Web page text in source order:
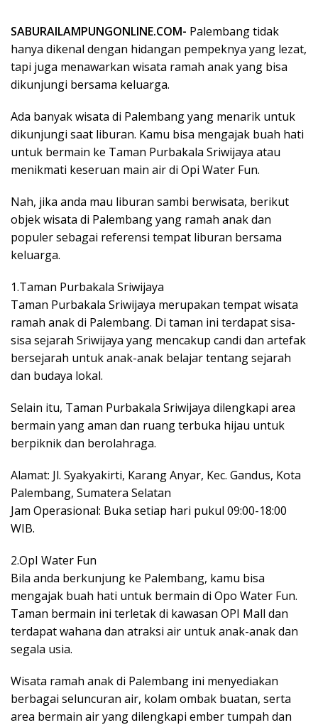
SABURAILAMPUNGONLINE.COM- Palembang tidak
hanya dikenal dengan hidangan pempeknya yang lezat,
tapi juga menawarkan wisata ramah anak yang bisa
dikunjungi bersama keluarga.
Ada banyak wisata di Palembang yang menarik untuk
dikunjungi saat liburan. Kamu bisa mengajak buah hati
untuk bermain ke Taman Purbakala Sriwijaya atau
menikmati keseruan main air di Opi Water Fun.
Nah, jika anda mau liburan sambi berwisata, berikut
objek wisata di Palembang yang ramah anak dan
populer sebagai referensi tempat liburan bersama
keluarga.
1.Taman Purbakala Sriwijaya
Taman Purbakala Sriwijaya merupakan tempat wisata
ramah anak di Palembang. Di taman ini terdapat sisa-
sisa sejarah Sriwijaya yang mencakup candi dan artefak
bersejarah untuk anak-anak belajar tentang sejarah
dan budaya lokal.
Selain itu, Taman Purbakala Sriwijaya dilengkapi area
bermain yang aman dan ruang terbuka hijau untuk
berpiknik dan berolahraga.
Alamat: Jl. Syakyakirti, Karang Anyar, Kec. Gandus, Kota
Palembang, Sumatera Selatan
Jam Operasional: Buka setiap hari pukul 09:00-18:00
WIB.
2.OpI Water Fun
Bila anda berkunjung ke Palembang, kamu bisa
mengajak buah hati untuk bermain di Opo Water Fun.
Taman bermain ini terletak di kawasan OPI Mall dan
terdapat wahana dan atraksi air untuk anak-anak dan
segala usia.
Wisata ramah anak di Palembang ini menyediakan
berbagai seluncuran air, kolam ombak buatan, serta
area bermain air yang dilengkapi ember tumpah dan